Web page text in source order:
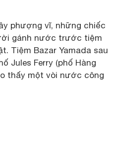
phượng vĩ, những chiếc
gánh nước trước tiệm
Tiệm Bazar Yamada sau
Jules Ferry (phố Hàng
thấy một vòi nước công